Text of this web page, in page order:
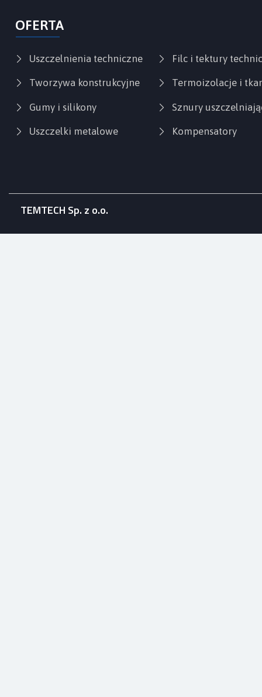
Kompensatory
Sznury
Termoizolacje i
Filc i tektury
Uszczelki metalowe
Gumy i silikony
Tworzywa konstrukcyjne
Uszczelnienia techniczne
OFERTA
TEMTECH Sp. z o.o.